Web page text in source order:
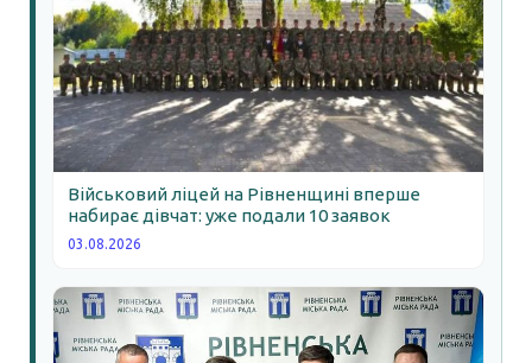
Військовий ліцей на Рівненщині вперше
набирає дівчат: уже подали 10 заявок
03.08.2026